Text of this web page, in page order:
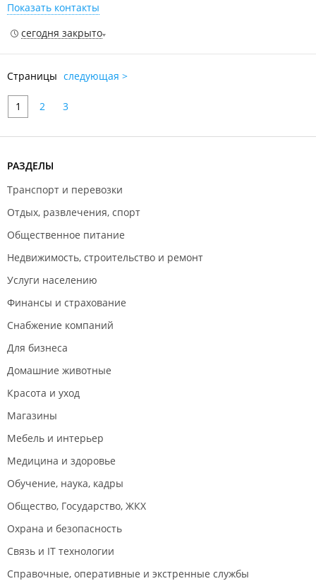
Показать контакты
сегодня закрыто
Страницы следующая >
1 2 3
РАЗДЕЛЫ
Транспорт и перевозки
Отдых, развлечения, спорт
Общественное питание
Недвижимость, строительство и ремонт
Услуги населению
Финансы и страхование
Снабжение компаний
Для бизнеса
Домашние животные
Красота и уход
Магазины
Мебель и интерьер
Медицина и здоровье
Обучение, наука, кадры
Общество, Государство, ЖКХ
Охрана и безопасность
Связь и IT технологии
Справочные, оперативные и экстренные службы